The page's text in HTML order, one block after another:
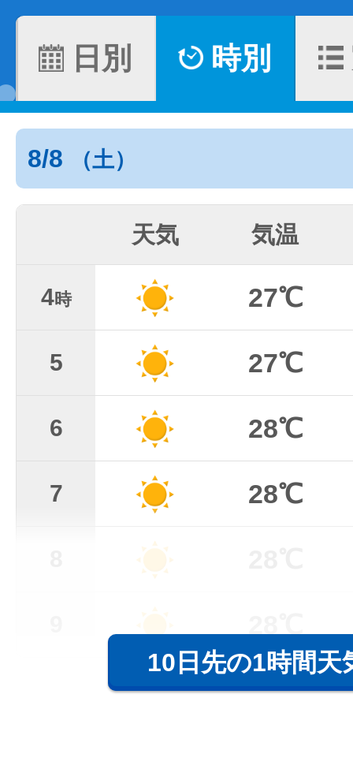
日別 時別
8/8 （土）
天気 気温
4時 27℃
5 27℃
6 28℃
7 28℃
10日先の1時間天